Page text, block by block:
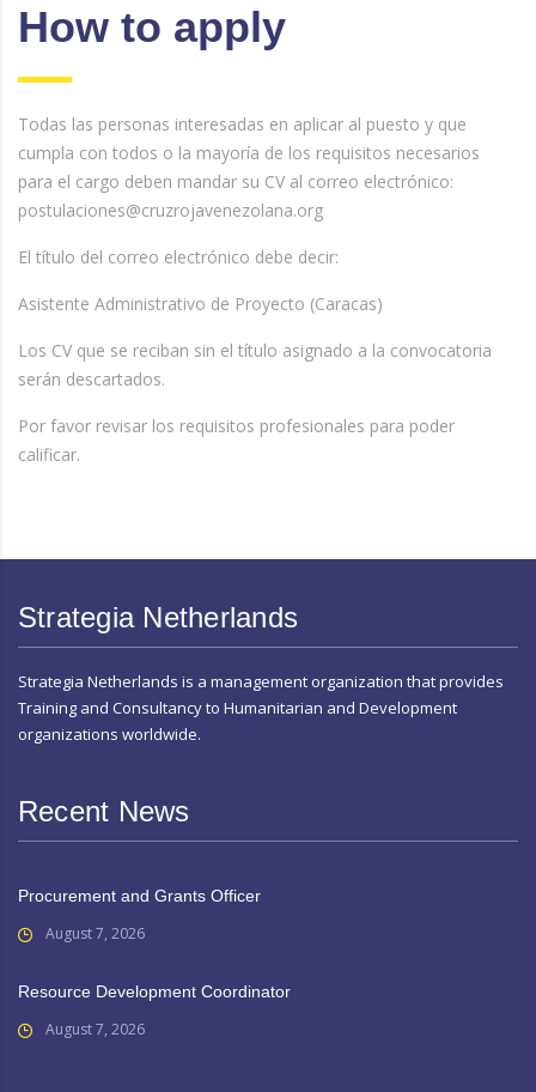
How to apply
Todas las personas interesadas en aplicar al puesto y que
cumpla con todos o la mayoría de los requisitos necesarios
para el cargo deben mandar su CV al correo electrónico:
postulaciones@cruzrojavenezolana.org
El título del correo electrónico debe decir:
Asistente Administrativo de Proyecto (Caracas)
Los CV que se reciban sin el título asignado a la convocatoria
serán descartados.
Por favor revisar los requisitos profesionales para poder
calificar.
Strategia Netherlands
Strategia Netherlands is a management organization that provides
Training and Consultancy to Humanitarian and Development
organizations worldwide.
Recent News
Procurement and Grants Officer
August 7, 2026
Resource Development Coordinator
August 7, 2026